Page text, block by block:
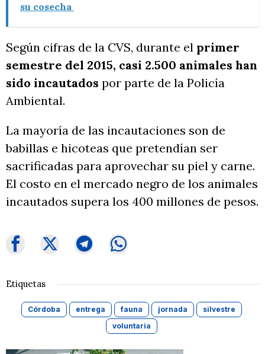
su cosecha
Según cifras de la CVS, durante el primer
semestre del 2015, casi 2.500 animales han
sido incautados por parte de la Policía
Ambiental.
La mayoría de las incautaciones son de
babillas e hicoteas que pretendían ser
sacrificadas para aprovechar su piel y carne.
El costo en el mercado negro de los animales
incautados supera los 400 millones de pesos.
Etiquetas
Córdoba entrega fauna jornada
silvestre
voluntaria